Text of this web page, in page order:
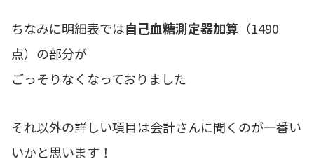
ちなみに明細表では自己血糖測定器加算 （1490
点）の部分が
ごっそりなくなっておりました
それ以外の詳しい項目は会計さんに聞くのが一番い
いかと思います！